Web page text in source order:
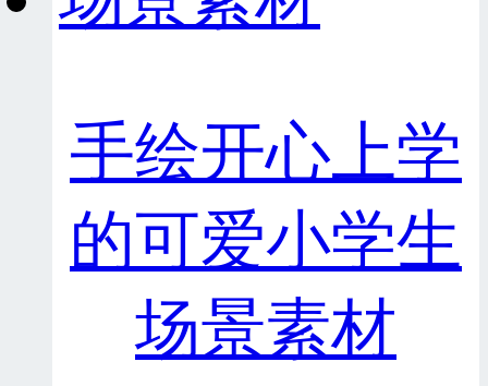
手绘开心上学
的可爱小学生
场景素材